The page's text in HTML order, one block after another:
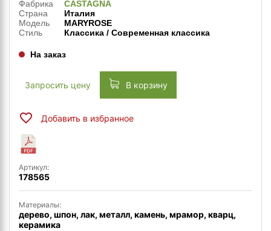
Фабрика
CASTAGNA
Страна
Италия
Модель
MARYROSE
Стиль
Классика / Современная классика
На заказ
Запросить цену В корзину
Добавить в избранное
Артикул:
178565
Материалы:
дерево, шпон, лак, металл, камень, мрамор, кварц,
керамика